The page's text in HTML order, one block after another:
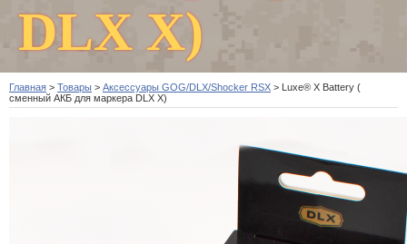
DLX X)
Главная > Товары > Аксессуары GOG/DLX/Shocker RSX > Luxe® X Battery (
сменный АКБ для маркера DLX X)